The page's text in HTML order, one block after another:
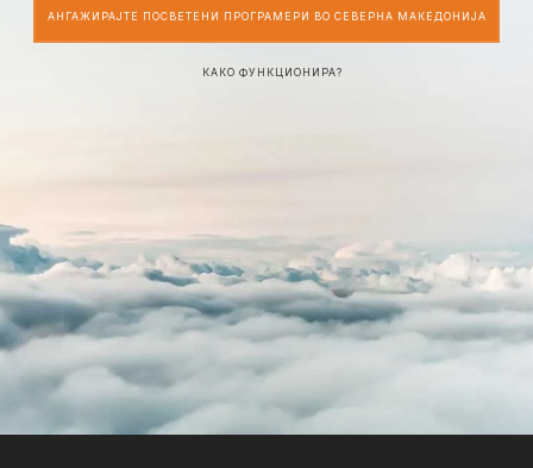
АНГАЖИРАЈТЕ ПОСВЕТЕНИ ПРОГРАМЕРИ ВО СЕВЕРНА МАКЕДОНИЈА
КАКО ФУНКЦИОНИРА?